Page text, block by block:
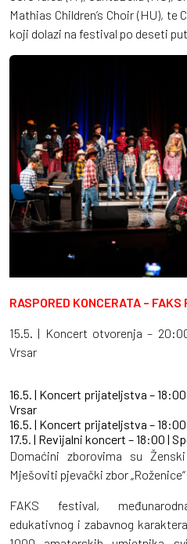
Mathias Children’s Choir (HU),
koji dolazi na festival po deseti
RASPORED KONCERATA –
15.5. | Koncert otvorenja –
Vrsar
16.5. | Koncert prijateljstva –
Vrsar
16.5. | Koncert prijateljstva –
17.5. | Revijalni koncert – 18:00 |
Domaćini zborovima su
Mješoviti pjevački zbor „Roženice“
FAKS festival,
edukativnog i zabavnog